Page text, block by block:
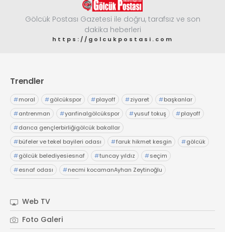
Gölcük Postası Gazetesi ile doğru, tarafsız ve son
dakika heberleri
https://golcukpostasi.com
Trendler
#moral #gölcükspor #playoff #ziyaret #başkanlar
#antrenman #yarıfinalgölcükspor #yusuf tokuş #playoff
#darıca gençlerbirliğigölcük bakallar
#büfeler ve tekel bayileri odası #faruk hikmet kesgin #gölcük
#gölcük belediyesiesnaf #tuncay yıldız #seçim
#esnaf odası #necmi kocamanAyhan Zeytinoğlu
Web TV
Foto Galeri